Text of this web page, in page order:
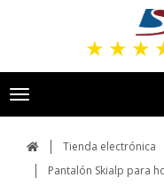
★ ★ ★
Toggle
navigation
Tienda electrónica
Pantalón Skialp para